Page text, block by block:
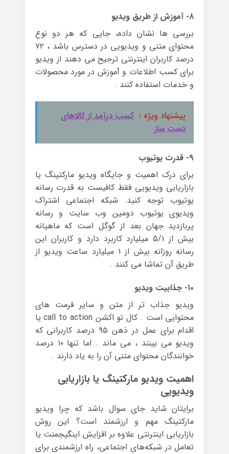
۸- آموزش از طریق ویدیو
بررسی ها نشان داده، جایی که هر دو نوع
محتوای متنی و ویدیویی در دسترس باشد ، ۷۲
درصد کاربران اینترنتی ترجیح می دهند از ویدیو
برای کسب اطلاعات و آموزش در مورد محصولات
و خدمات استفاده کنند .
پیشنهاد ویژه : کسب درآمد از کالاهای
دست ساز
۹- قدرت یوتیوب
برای درک اهمیت و جایگاه ویدیو مارکتینگ یا
بازاریابی ویدیویی فقط کافیست به قدرت رسانه
یوتیوب توجه کنید. شبکه اجتماعی اشتراک
ویدیوی یوتیوب دومین وب سایت و رسانه
پربازدید جهان بعد از گوگل است که ماهیانه
بیش از ۵/۱ میلیارد کاربرد دارد و کاربران این
رسانه روزانه بیش از ۱ میلیارد ساعت ویدیو از
طریق آن تماشا می کنند .
۱۰- جذابیت ویدیو
ویدیو جذاب تر از متن و سایر فرمت های
محتوایی است . کال تو اکشن call to action یا
اقدام برای عمل در ذهن ۹۵ درصد کاربرانی که
ویدیو می بینند ، می ماند . اما تنها ۱۰ درصد
خوانندگان محتوای متنی آن را به یاد دارند .
اهمیت ویدیو مارکتینگ یا بازاریابی
ویدیویی
برایتان شاید جای سوال باشد که چرا ویدیو
مارکتینگ مهم و ارزشمند است؟ این روش
بازاریابی اینترنتی علاوه بر افزایش اینگیجمنت یا
تعامل در شبکه‌های اجتماعی، راه ارزشمندی برای